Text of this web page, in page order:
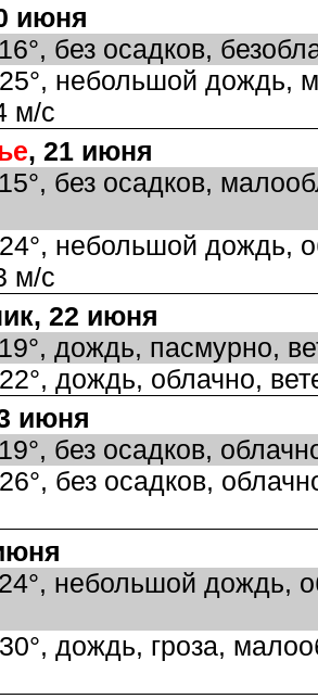
июня
без осадков,
небольшой дождь,
м/с
, 21 июня
без осадков,
небольшой дождь,
м/с
22 июня
дождь, пасмурно,
дождь, облачно,
июня
без осадков,
без осадков,
небольшой дождь,
дождь, гроза,